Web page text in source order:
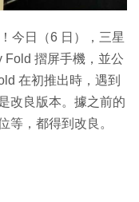
今日（6 日），三星
Fold 摺屏手機，並公
在初推出時，遇到
改良版本。據之前的
等，都得到改良。